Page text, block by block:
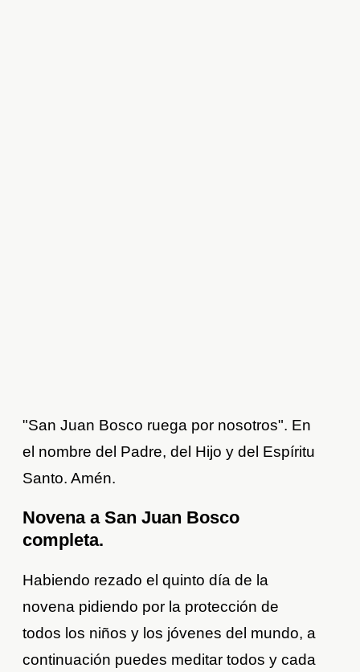
"San Juan Bosco ruega por nosotros". En
el nombre del Padre, del Hijo y del Espíritu
Santo. Amén.
Novena a San Juan Bosco
completa.
Habiendo rezado el quinto día de la
novena pidiendo por la protección de
todos los niños y los jóvenes del mundo, a
continuación puedes meditar todos y cada